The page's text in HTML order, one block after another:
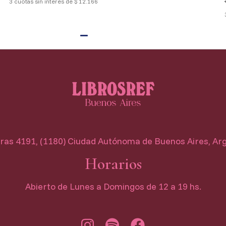
4191, (1180) Ciudad Autónoma de Buenos Aires,
Horarios
Abierto de Lunes a Domingos de 12 a 19 hs.